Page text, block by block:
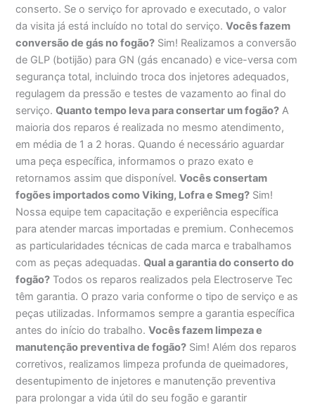
conserto. Se o serviço for aprovado e executado, o valor
da visita já está incluído no total do serviço.Vocês fazem
conversão de gás no fogão? Sim! Realizamos a conversão
de GLP (botijão) para GN (gás encanado) e vice-versa com
segurança total, incluindo troca dos injetores adequados,
regulagem da pressão e testes de vazamento ao final do
serviço.Quanto tempo leva para consertar um fogão? A
maioria dos reparos é realizada no mesmo atendimento,
em média de 1 a 2 horas. Quando é necessário aguardar
uma peça específica, informamos o prazo exato e
retornamos assim que disponível.Vocês consertam
fogões importados como Viking, Lofra e Smeg? Sim!
Nossa equipe tem capacitação e experiência específica
para atender marcas importadas e premium. Conhecemos
as particularidades técnicas de cada marca e trabalhamos
com as peças adequadas.Qual a garantia do conserto do
fogão? Todos os reparos realizados pela Electroserve Tec
têm garantia. O prazo varia conforme o tipo de serviço e as
peças utilizadas. Informamos sempre a garantia específica
antes do início do trabalho.Vocês fazem limpeza e
manutenção preventiva de fogão? Sim! Além dos reparos
corretivos, realizamos limpeza profunda de queimadores,
desentupimento de injetores e manutenção preventiva
para prolongar a vida útil do seu fogão e garantir